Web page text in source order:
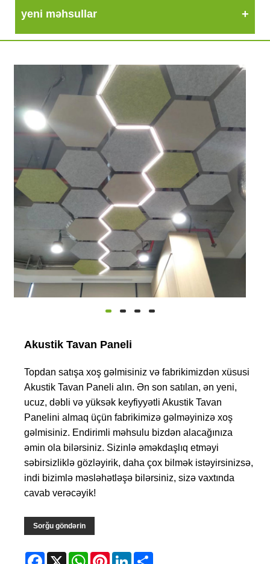
yeni məhsullar
Akustik Tavan Paneli
Topdan satışa xoş gəlmisiniz və fabrikimizdən xüsusi
Akustik Tavan Paneli alın. Ən son satılan, ən yeni,
ucuz, dəbli və yüksək keyfiyyətli Akustik Tavan
Panelini almaq üçün fabrikimizə gəlməyinizə xoş
gəlmisiniz. Endirimli məhsulu bizdən alacağınıza
əmin ola bilərsiniz. Sizinlə əməkdaşlıq etməyi
səbirsizliklə gözləyirik, daha çox bilmək istəyirsinizsə,
indi bizimlə məsləhətləşə bilərsiniz, sizə vaxtında
cavab verəcəyik!
Sorğu göndərin
Facebook WhatsAppPinterestLinkedIn